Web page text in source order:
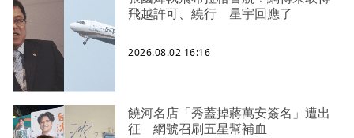
飛越許可、繞行 星宇回應了
2026.08.02 16:16
饒河名店「秀蓋掉蔣萬安簽名」遭出
征 網號召刷五星幫補血